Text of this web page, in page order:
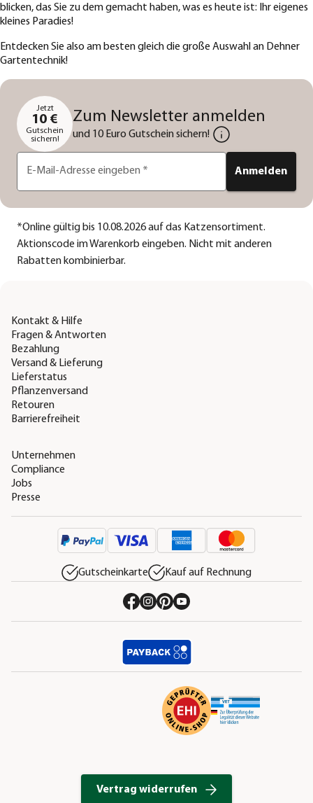
blicken, das Sie zu dem gemacht haben, was es heute ist: Ihr eigenes
kleines Paradies!
Entdecken Sie also am besten gleich die große Auswahl an Dehner
Gartentechnik!
Jetzt
10 €
Gutschein
sichern!
Zum Newsletter anmelden
und 10 Euro Gutschein sichern!
E-Mail-Adresse eingeben * Anmelden
*Online gültig bis 10.08.2026 auf das Katzensortiment.
Aktionscode im Warenkorb eingeben. Nicht mit anderen
Rabatten kombinierbar.
Kontakt & Hilfe
Fragen & Antworten
Bezahlung
Versand & Lieferung
Lieferstatus
Pflanzenversand
Retouren
Barrierefreiheit
Unternehmen
Compliance
Jobs
Presse
Gutscheinkarte Kauf auf Rechnung
Vertrag widerrufen